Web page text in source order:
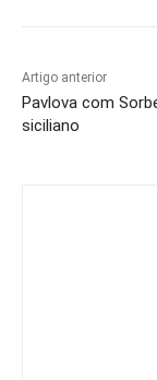
Artigo anterior
Pavlova com
siciliano